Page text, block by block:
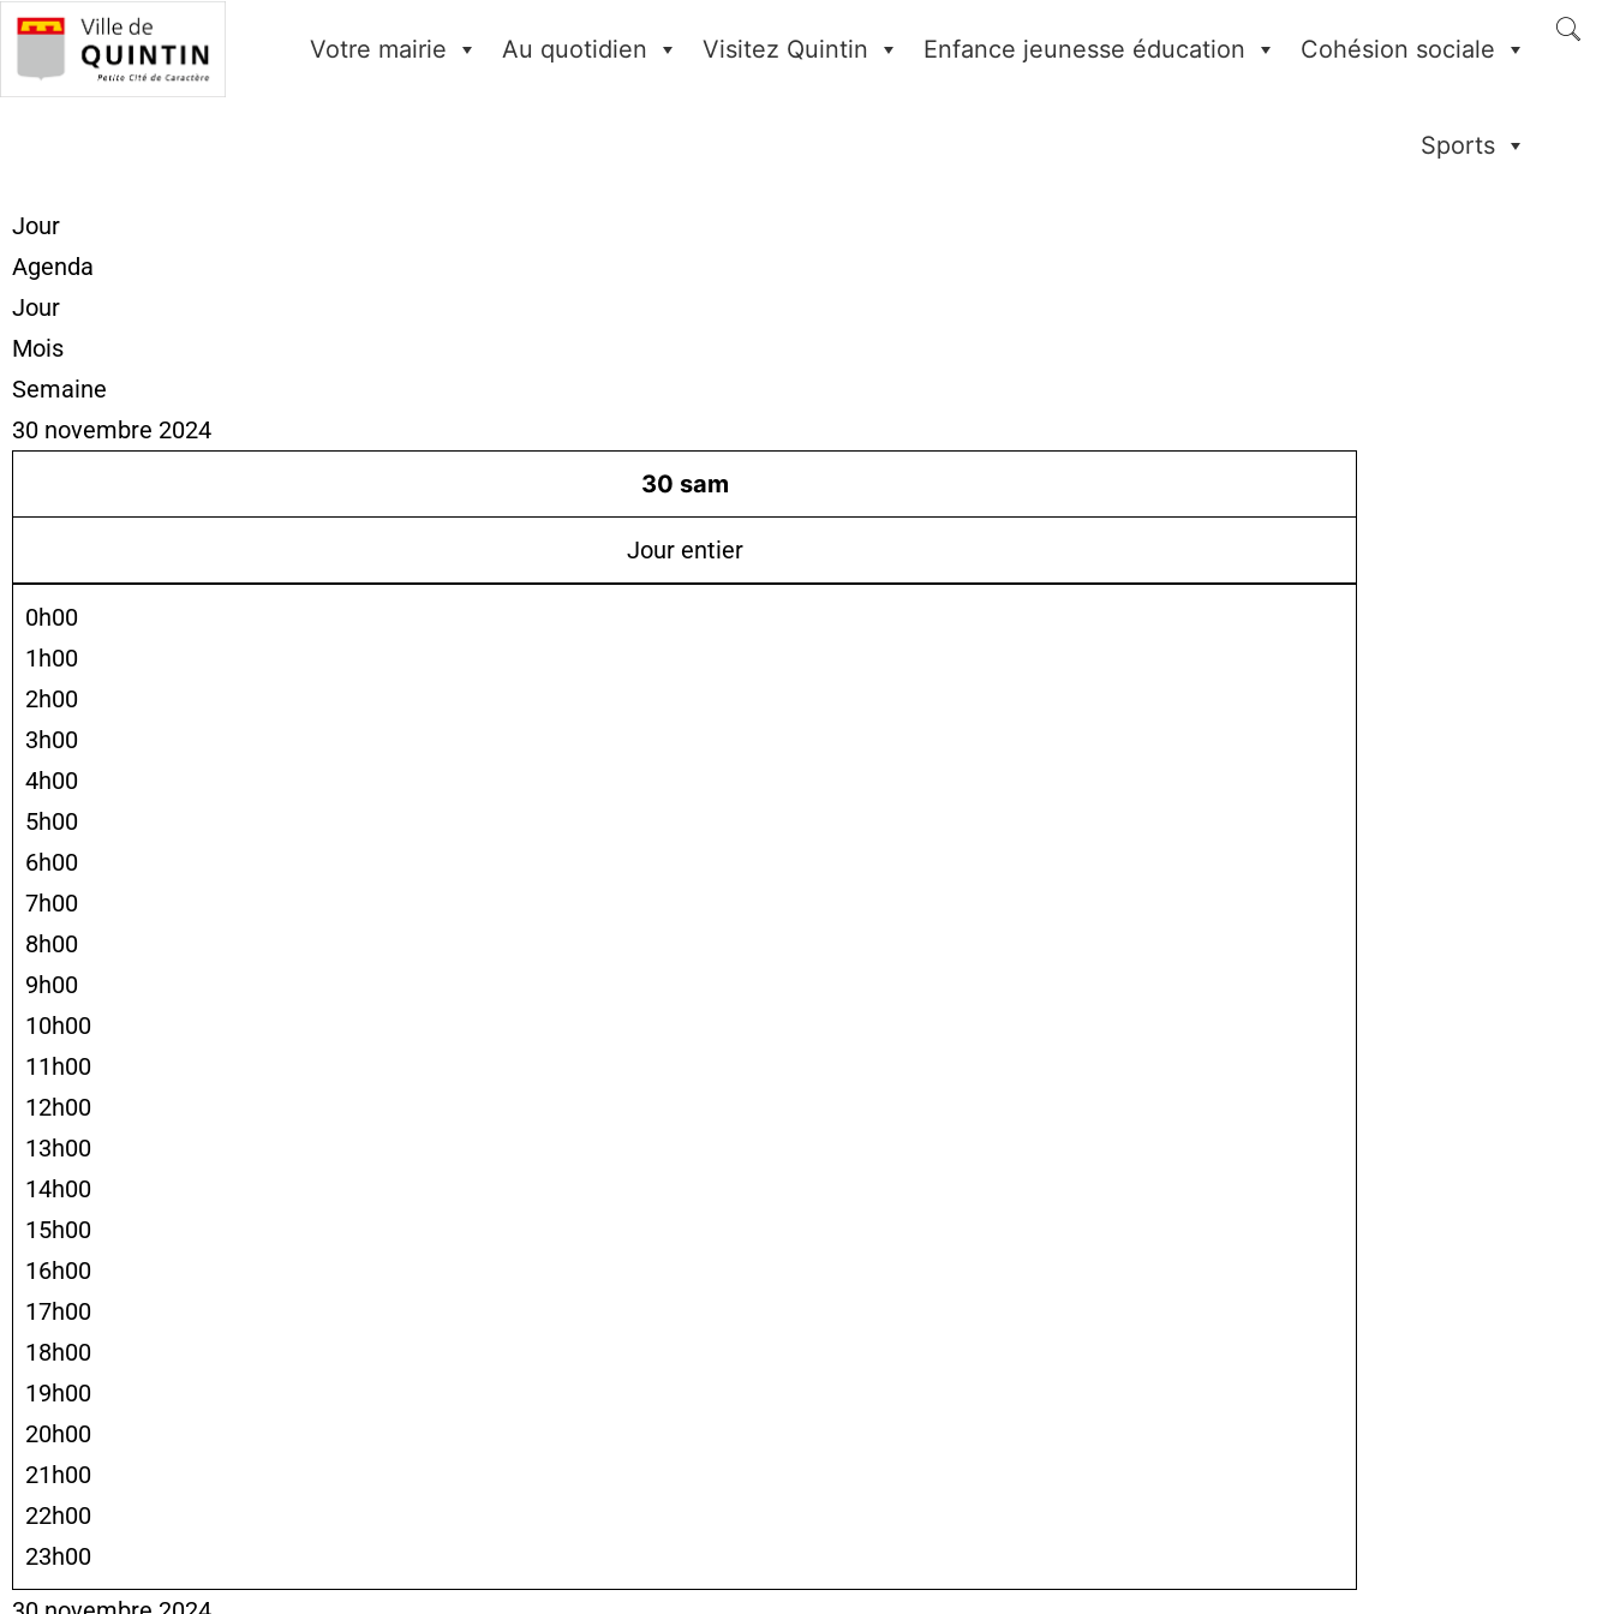
Votre mairie Au quotidien Visitez Quintin Enfance jeunesse éducation Cohésion sociale
Sports
Jour
Agenda
Jour
Mois
Semaine
30 novembre 2024
30 sam
Jour entier
0h00
1h00
2h00
3h00
4h00
5h00
6h00
7h00
8h00
9h00
10h00
11h00
12h00
13h00
14h00
15h00
16h00
17h00
18h00
19h00
20h00
21h00
22h00
23h00